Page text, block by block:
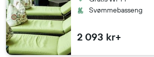
Svømmebasseng
2 093 kr+